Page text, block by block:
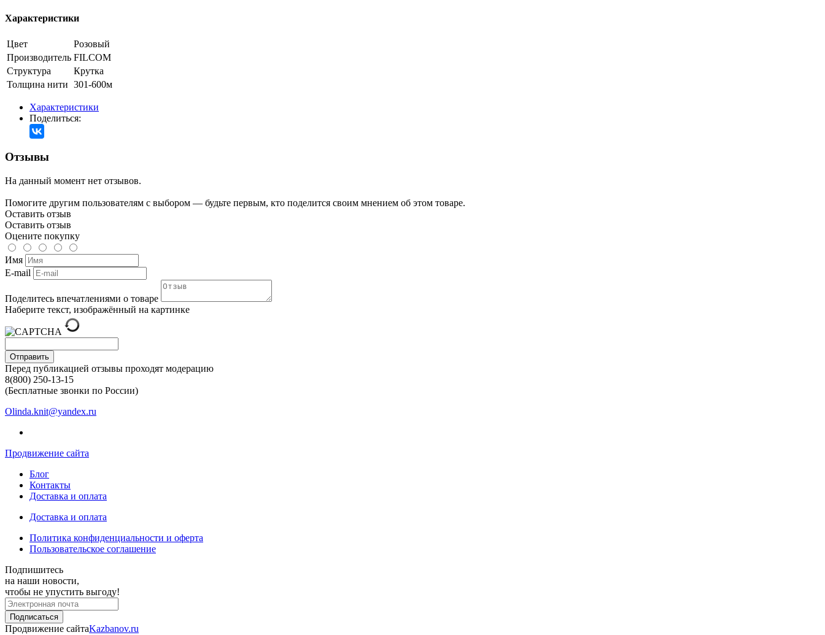
Характеристики
Цвет
Розовый
Производитель FILCOM
Структура
Крутка
Толщина нити 301-600м
Характеристики
Поделиться:
Отзывы
На данный момент нет отзывов.
Помогите другим пользователям с выбором — будьте первым, кто поделится своим мнением об этом товаре.
Оставить отзыв
Оставить отзыв
Оцените покупку
Имя
E-mail
Поделитесь впечатлениями о товаре
Наберите текст, изображённый на картинке
Отправить
Перед публикацией отзывы проходят модерацию
8(800) 250-13-15
(Бесплатные звонки по России)
Olinda.knit@yandex.ru
Продвижение сайта
Блог
Контакты
Доставка и оплата
Доставка и оплата
Политика конфиденциальности и оферта
Пользовательское соглашение
Подпишитесь
на наши новости,
чтобы не упустить выгоду!
Продвижение сайтаKazbanov.ru